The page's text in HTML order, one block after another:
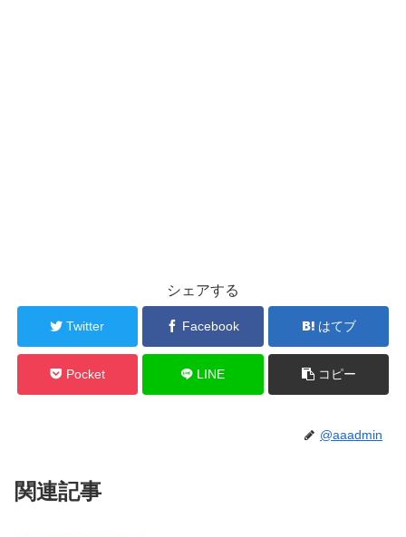
シェアする
Twitter Facebook はてブ
Pocket LINE コピー
@aaadmin
関連記事